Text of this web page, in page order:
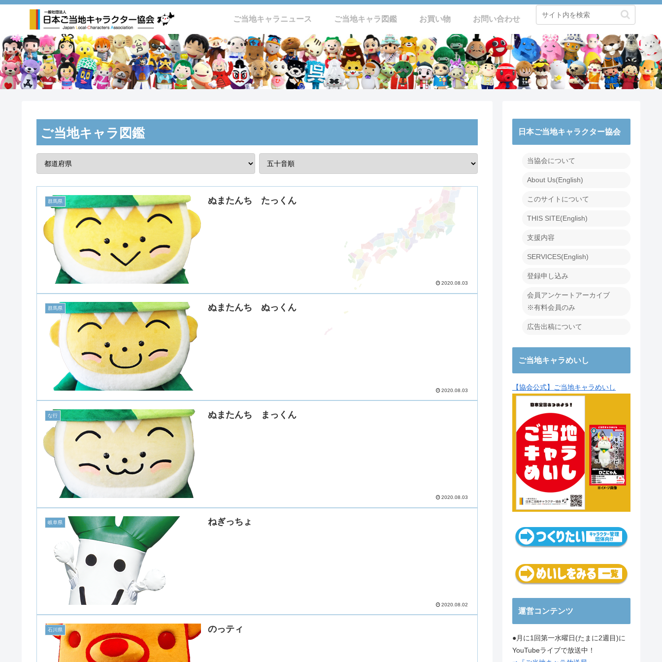
ご当地キャラニュース ご当地キャラ図鑑 お買い物 お問い合わせ
ご当地キャラ図鑑
群馬県 ぬまたんち たっくん
2020.08.03
群馬県 ぬまたんち ぬっくん
2020.08.03
な行 ぬまたんち まっくん
2020.08.03
岐阜県 ねぎっちょ
2020.08.02
石川県 のっティ
日本ご当地キャラクター協会
当協会について
About Us(English)
このサイトについて
THIS SITE(English)
支援内容
SERVICES(English)
登録申し込み
会員アンケートアーカイブ
※有料会員のみ
広告出稿について
ご当地キャラめいし
【協会公式】ご当地キャラめいし
運営コンテンツ
●月に1回第一水曜日(たまに2週目)に
YouTubeライブで放送中！